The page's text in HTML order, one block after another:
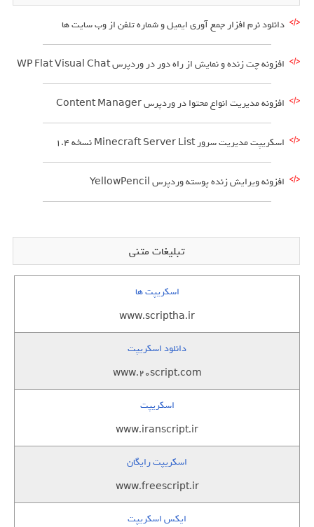
دانلود نرم افزار جمع آوری ایمیل و شماره تلفن از وب سایت ها
افزونه چت زنده و نمایش از راه دور در وردپرس WP Flat Visual Chat
افزونه مدیریت انواع محتوا در وردپرس Content Manager
اسکریپت مدیریت سرور Minecraft Server List نسخه 1.4
افزونه ویرایش زنده پوسته وردپرس YellowPencil
تبلیغات متنی
اسکریپت ها
www.scriptha.ir
دانلود اسکریپت
www.20script.com
اسکریپت
www.iranscript.ir
اسکریپت رایگان
www.freescript.ir
ایکس اسکریپت